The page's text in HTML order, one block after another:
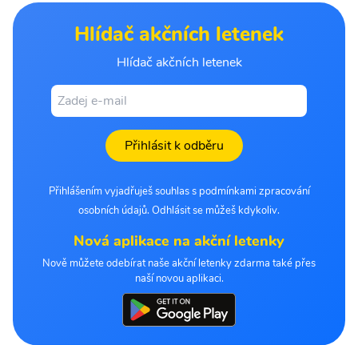
Hlídač akčních letenek
Hlídač akčních letenek
Přihlásit k odběru
Přihlášením vyjadřuješ souhlas s podmínkami zpracování
osobních údajů. Odhlásit se můžeš kdykoliv.
Nová aplikace na akční letenky
Nově můžete odebírat naše akční letenky zdarma také přes
naší novou aplikaci.